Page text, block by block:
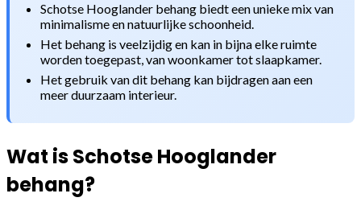
Schotse Hooglander behang biedt een unieke mix van
minimalisme en natuurlijke schoonheid.
Het behang is veelzijdig en kan in bijna elke ruimte
worden toegepast, van woonkamer tot slaapkamer.
Het gebruik van dit behang kan bijdragen aan een
meer duurzaam interieur.
Wat is Schotse Hooglander
behang?